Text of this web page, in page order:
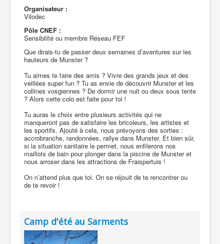
Organisateur :
Vilodec
Pôle CNEF :
Sensibilité ou membre Réseau FEF
Que dirais-tu de passer deux semaines d’aventures sur les
hauteurs de Munster ?
Tu aimes te faire des amis ? Vivre des grands jeux et des
veillées super fun ? Tu as envie de découvrir Munster et les
collines vosgiennes ? De dormir une nuit ou deux sous tente
? Alors cette colo est faite pour toi !
Tu auras le choix entre plusieurs activités qui ne
manqueront pas de satisfaire les bricoleurs, les artistes et
les sportifs. Ajouté à cela, nous prévoyons des sorties :
accrobranche, randonnées, rallye dans Munster. Et bien sûr,
si la situation sanitaire le permet, nous enfilerons nos
maillots de bain pour plonger dans la piscine de Munster et
nous arroser dans les attractions de Fraispertuis !
On n’attend plus que toi. On se réjouit de te rencontrer ou
de te revoir !
Camp d'été au Sarments